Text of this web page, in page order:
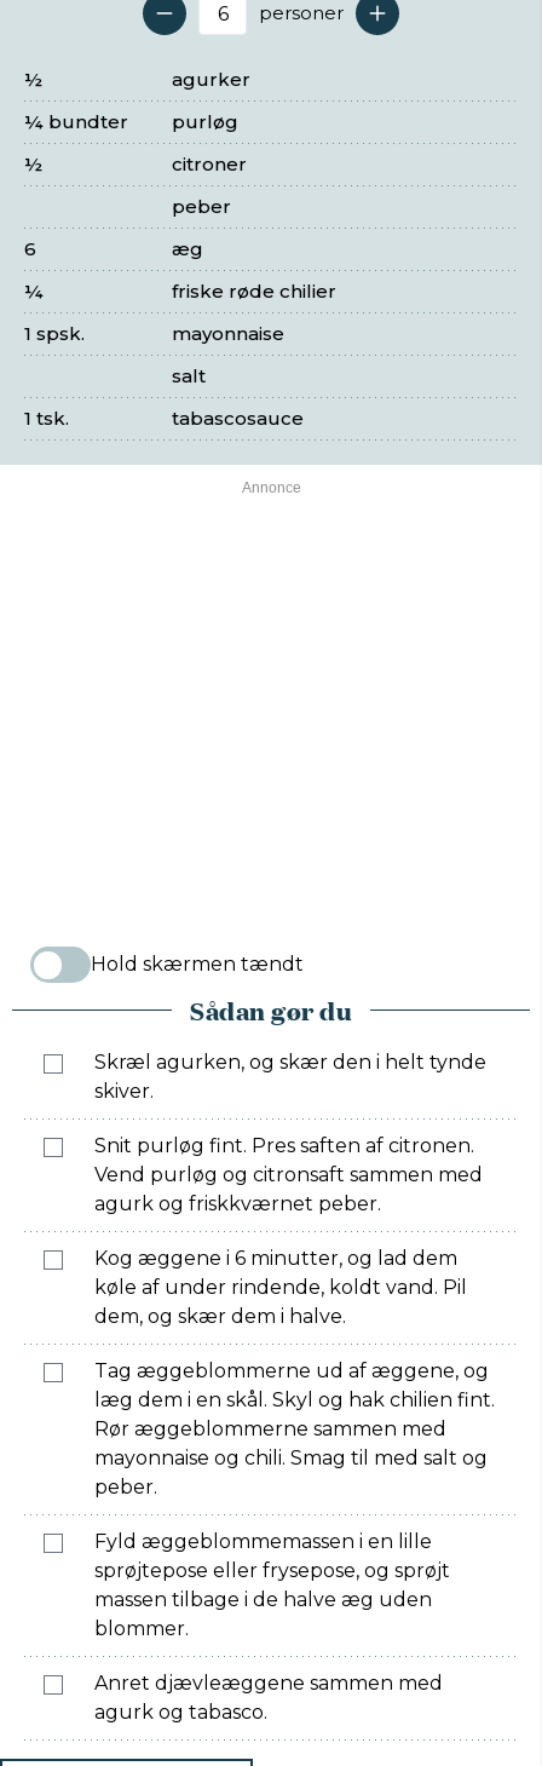
Antal serveringer
personer
agurker
½
purløg
¼ bundter
citroner
½
peber
æg
6
friske røde chilier
¼
mayonnaise
1 spsk.
salt
tabascosauce
1 tsk.
Hold skærmen tændt
Sådan gør du
Skræl agurken, og skær den i helt tynde
skiver.
Snit purløg fint. Pres saften af citronen.
Vend purløg og citronsaft sammen med
agurk og friskkværnet peber.
Kog æggene i 6 minutter, og lad dem
køle af under rindende, koldt vand. Pil
dem, og skær dem i halve.
Tag æggeblommerne ud af æggene, og
læg dem i en skål. Skyl og hak chilien fint.
Rør æggeblommerne sammen med
mayonnaise og chili. Smag til med salt og
peber.
Fyld æggeblommemassen i en lille
sprøjtepose eller frysepose, og sprøjt
massen tilbage i de halve æg uden
blommer.
Anret djævleæggene sammen med
agurk og tabasco.